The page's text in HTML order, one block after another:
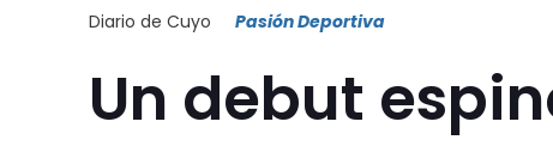
Diario de Cuyo Pasión Deportiva
Un debut